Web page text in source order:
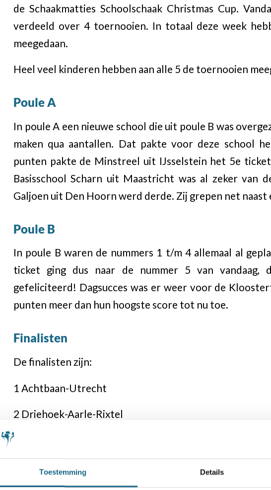
Toestemming Details
de Schaakmatties Schoolschaak Christmas Cup.
verdeeld over 4 toernooien. In totaal deze week
meegedaan.
Heel veel kinderen hebben aan alle 5 de toernooien
PouleA
In poule A een nieuwe school die uit poule B was
maken qua aantallen. Dat pakte voor deze school
punten pakte de Minstreel uit IJsselstein het 5e
Basisschool Scharn uit Maastricht was al zeker van
Galjoen uit Den Hoorn werd derde. Zij grepen net naast
Poule B
In poule B waren de nummers 1 t/m 4 allemaal al
ticket ging dus naar de nummer 5 van vandaag,
gefeliciteerd! Dagsucces was er weer voor de
punten meer dan hun hoogste score tot nu toe.
Finalisten
De finalisten zijn:
1 Achtbaan-Utrecht
2 Driehoek-Aarle-Rixtel
3 Joseph-Bloemendaal
4 Kloostertuin-Assen